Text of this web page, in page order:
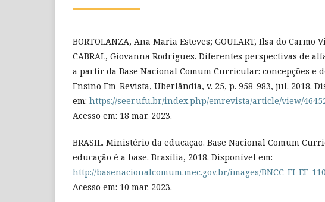
BORTOLANZA, Ana Maria Esteves; GOULART, Ilsa do Carmo
CABRAL, Giovanna Rodrigues. Diferentes perspectivas de
a partir da Base Nacional Comum Curricular: concepções e
Ensino Em-Revista, Uberlândia, v. 25, p. 958-983, jul. 2018.
em: https://seer.ufu.br/index.php/emrevista/article/view/
Acesso em: 18 mar. 2023.
BRASIL. Ministério da educação. Base Nacional Comum
educação é a base. Brasília, 2018. Disponível em:
http://basenacionalcomum.mec.gov.br/images/
Acesso em: 10 mar. 2023.